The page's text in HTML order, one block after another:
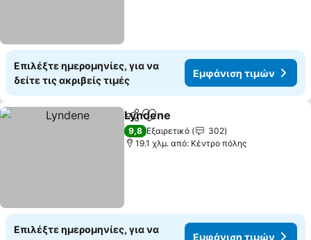
Επιλέξτε ημερομηνίες, για να
δείτε τις ακριβείς τιμές
Εμφάνιση τιμών
Κοινοποίηση
Προσθήκη στα αγαπημένα
Lyndene
9,8 Εξαιρετικό
302
19.1 χλμ. από: Κέντρο πόλης
Επιλέξτε ημερομηνίες, για να
Εμφάνιση τιμών